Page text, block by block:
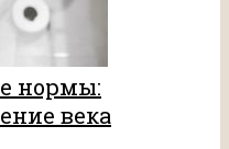
нормы:
века